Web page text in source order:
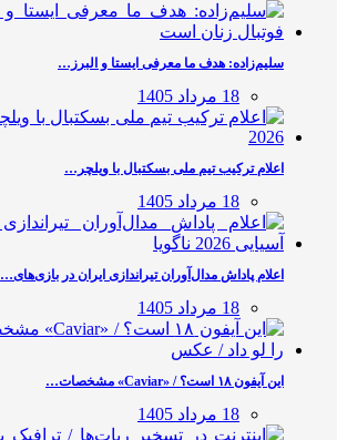
سلیم‌زاده: هدف‌ ما معرفی ایستا و البرز…
18 مرداد 1405
اعلام ترکیب تیم ملی بسکتبال با ویلچر…
18 مرداد 1405
اعلام پاداش مدال‌آوران تیراندازی ایران در بازی‌های…
18 مرداد 1405
این آیفون ۱۸ است؟ / «Caviar» مشخصات…
18 مرداد 1405